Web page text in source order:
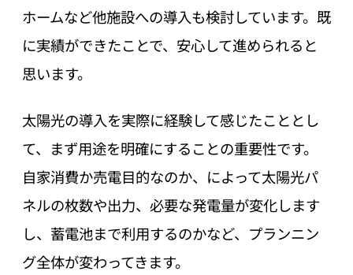
ホームなど他施設への導入も検討しています。既
に実績ができたことで、安心して進められると
思います。
太陽光の導入を実際に経験して感じたこととし
て、まず用途を明確にすることの重要性です。
自家消費か売電目的なのか、によって太陽光パ
ネルの枚数や出力、必要な発電量が変化します
し、蓄電池まで利用するのかなど、プランニン
グ全体が変わってきます。